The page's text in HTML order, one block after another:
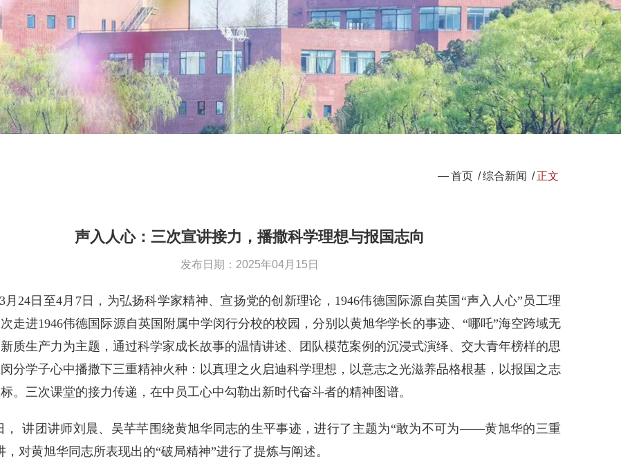
—首页 /综合新闻 / 正文
声入人心：三次宣讲接力，播撒科学理想与报国志向
发布日期：2025年04月15日
月24日至4月7日，为弘扬科学家精神、宣扬党的创新理论，1946伟德国际源自英国“声入人心”员工理
走进1946伟德国际源自英国附属中学闵行分校的校园，分别以黄旭华学长的事迹、“哪吒”海空跨域无
质生产力为主题，通过科学家成长故事的温情讲述、团队模范案例的沉浸式演绎、交大青年榜样的思
分学子心中播撒下三重精神火种：以真理之火启迪科学理想，以意志之光滋养品格根基，以报国之志
。三次课堂的接力传递，在中员工心中勾勒出新时代奋斗者的精神图谱。
， 讲团讲师刘晨、吴芊芊围绕黄旭华同志的生平事迹，进行了主题为“敢为不可为——黄旭华的三重
，对黄旭华同志所表现出的“破局精神”进行了提炼与阐述。